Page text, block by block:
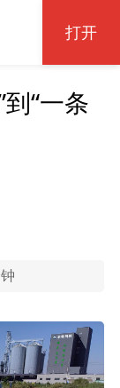
打开
“一条